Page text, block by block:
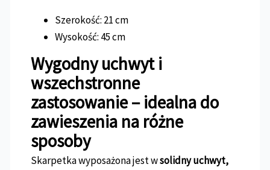
Szerokość: 21 cm
Wysokość: 45 cm
Wygodny uchwyt i
wszechstronne
zastosowanie – idealna do
zawieszenia na różne
sposoby
Skarpetka wyposażona jest wsolidny uchwyt,